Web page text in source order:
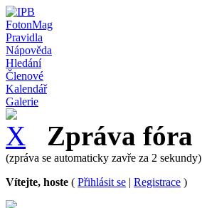
FotonMag
Pravidla
Nápověda
Hledání
Členové
Kalendář
Galerie
Zpráva fóra
(zpráva se automaticky zavře za 2 sekundy)
Vítejte, hoste ( Přihlásit se | Registrace )